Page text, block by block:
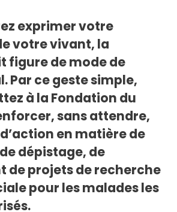
exprimer votre
votre vivant, la
figure de mode de
Par ce geste simple,
à la Fondation du
sans attendre,
en matière de
dépistage, de
de projets de recherche
pour les malades les